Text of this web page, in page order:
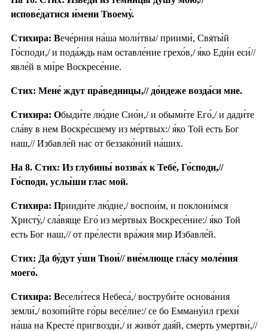
испове́датися и́мени Твоему́.
Стихира: Вече́рния на́ша моли́твы/ приими́, Святы́й
Го́споди,/ и пода́ждь нам оставле́ние грехо́в,/ я́ко Еди́н еси́//
явле́й в ми́ре Воскресе́ние.
Стих: Мене́ ждут пра́ведницы,// до́ндеже возда́си мне.
Стихира: Обыди́те лю́дие Сио́н,/ и обыми́те Его́,/ и дади́те
сла́ву в нем Воскре́сшему из ме́ртвых:/ я́ко Той есть Бог
наш,// Избавле́й нас от беззако́ний на́ших.
На 8. Стих: Из глубины́ воззва́х к Тебе́, Го́споди,//
Го́споди, услы́ши глас мой.
Стихира: Прииди́те лю́дие,/ воспои́м, и поклони́мся
Христу́,/ сла́вяще Его́ из ме́ртвых Воскресе́ние:/ я́ко Той
есть Бог наш,// от пре́лести вра́жия мир Избавле́й.
Стих: Да бу́дут у́ши Твои́// вне́млюще гла́су моле́ния
моего́.
Стихира: Весели́теся Небеса́,/ воструби́те основа́ния
земли́,/ возопи́йте го́ры весе́лие:/ се бо Емману́ил грехи́
на́ша на Кресте́ пригвозди́,/ и живо́т дая́й, смерть умертви́,//